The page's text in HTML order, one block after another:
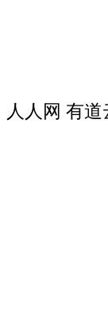
人人网 有道